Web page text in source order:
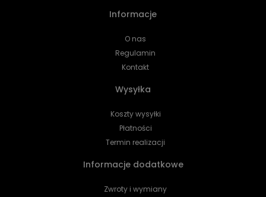
Informacje
O nas
Regulamin
Kontakt
Wysyłka
Koszty wysyłki
Płatności
Termin realizacji
Informacje dodatkowe
Zwroty i wymiany